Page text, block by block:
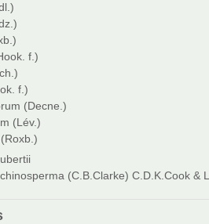
f.)
f.)
(Decne.)
(Lév.)
(C.B.Clarke) C.D.K.Cook &